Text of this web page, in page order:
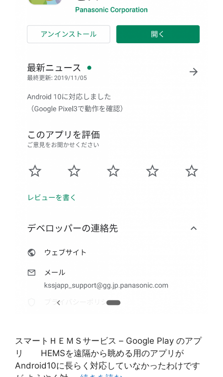
スマートＨＥＭＳサービス – Google Play のアプ
リ HEMSを遠隔から眺める用のアプリが
Android10に長らく対応していなかったわけです